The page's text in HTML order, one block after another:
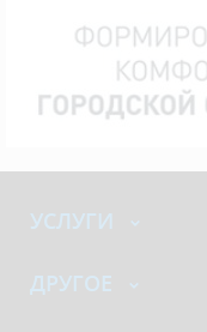
УСЛУГИ
ДРУГОЕ